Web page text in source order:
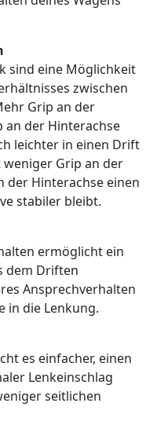
sind eine Möglichkeit
zwischen
Grip an der
an der Hinterachse
leichter in einen Drift
Grip an der
der Hinterachse einen
stabiler bleibt.
ermöglicht ein
dem Driften
Ansprechverhalten
in die Lenkung.
es einfacher, einen
Lenkeinschlag
seitlichen